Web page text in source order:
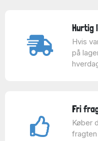
Hurtig
Hvis
på
Fri
Køber
fragten